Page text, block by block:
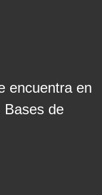
encuentra en
Bases de